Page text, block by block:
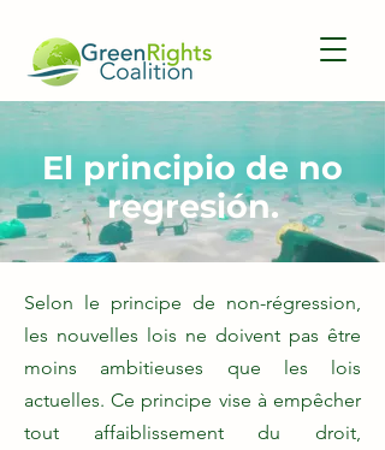
El principio de no
regresión.
Selon le principe de non-régression,
les nouvelles lois ne doivent pas être
moins ambitieuses que les lois
actuelles. Ce principe vise à empêcher
tout affaiblissement du droit,